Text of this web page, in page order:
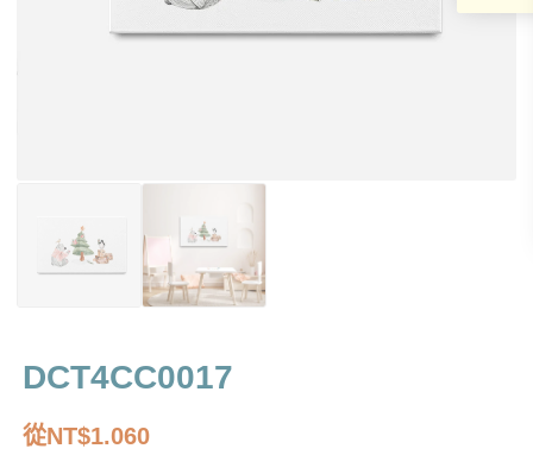
DCT4CC0017
從NT$1.060